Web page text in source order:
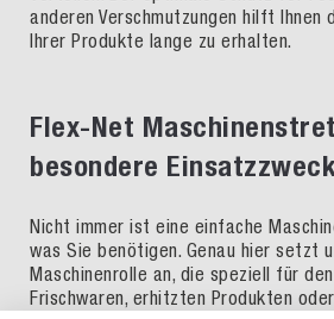
anderen Verschmutzungen hilft Ihnen
Ihrer Produkte lange zu erhalten.
Flex-Net
besondere
Nicht immer ist eine einfache
was Sie benötigen. Genau hier setzt
Maschinenrolle an, die speziell für
Frischwaren, erhitzten Produkten